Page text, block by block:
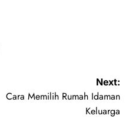
Next:
Cara Memilih Rumah Idaman
Keluarga